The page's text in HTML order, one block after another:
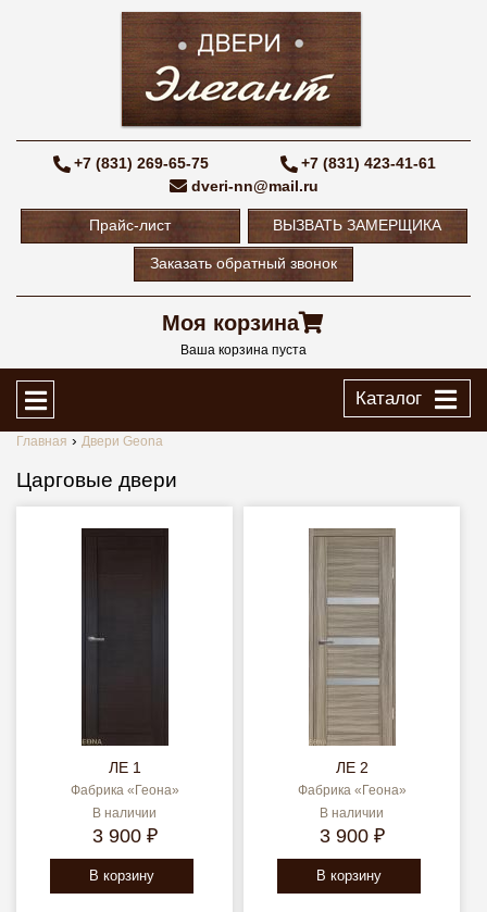
+7 (831) 269-65-75
+7 (831) 423-41-61
dveri-nn@mail.ru
Прайс-лист ВЫЗВАТЬ ЗАМЕРЩИКА
Заказать обратный звонок
Моя корзина
Ваша корзина пуста
Каталог
Главная Двери Geona
Царговые двери
ЛЕ 1
Фабрика «Геона»
В наличии
3 900 ₽
В корзину
ЛЕ 2
Фабрика «Геона»
В наличии
3 900 ₽
В корзину